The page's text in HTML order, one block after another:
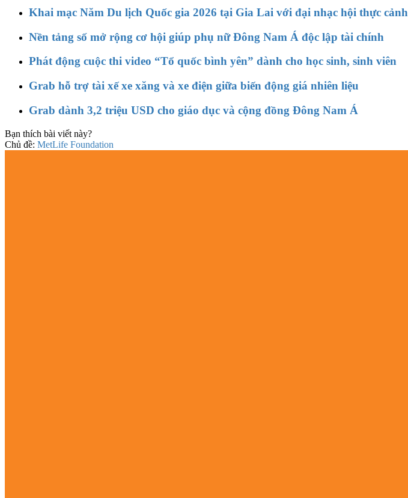
Khai mạc Năm Du lịch Quốc gia 2026 tại Gia Lai với đại nhạc hội thực cảnh
Nền tảng số mở rộng cơ hội giúp phụ nữ Đông Nam Á độc lập tài chính
Phát động cuộc thi video “Tổ quốc bình yên” dành cho học sinh, sinh viên
Grab hỗ trợ tài xế xe xăng và xe điện giữa biến động giá nhiên liệu
Grab dành 3,2 triệu USD cho giáo dục và cộng đồng Đông Nam Á
Bạn thích bài viết này?
Chủ đề: MetLife Foundation